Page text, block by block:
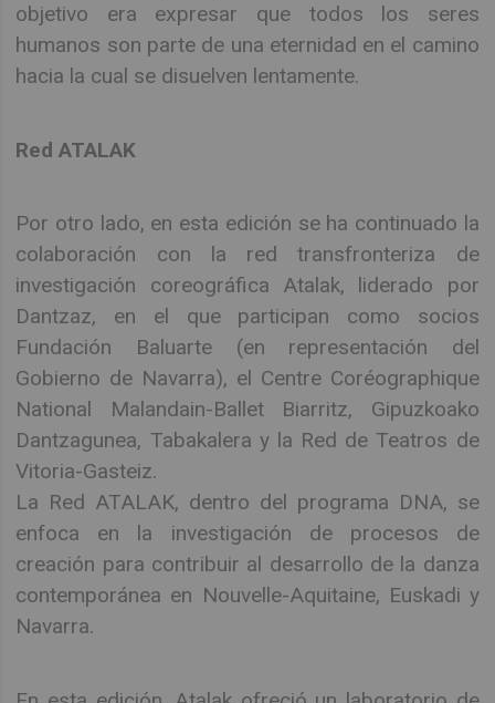
objetivo era expresar que todos los seres
humanos son parte de una eternidad en el camino
hacia la cual se disuelven lentamente.
Red ATALAK
Por otro lado, en esta edición se ha continuado la
colaboración con la red transfronteriza de
investigación coreográfica Atalak, liderado por
Dantzaz, en el que participan como socios
Fundación Baluarte (en representación del
Gobierno de Navarra), el Centre Coréographique
National Malandain-Ballet Biarritz, Gipuzkoako
Dantzagunea, Tabakalera y la Red de Teatros de
Vitoria-Gasteiz.
La Red ATALAK, dentro del programa DNA, se
enfoca en la investigación de procesos de
creación para contribuir al desarrollo de la danza
contemporánea en Nouvelle-Aquitaine, Euskadi y
Navarra.